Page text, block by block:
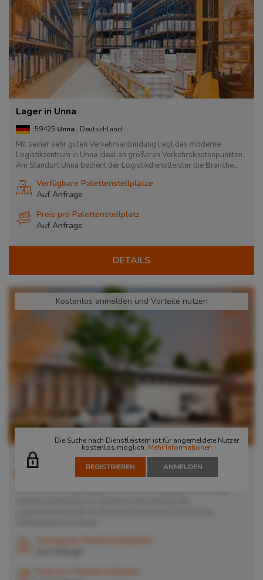
Lager in Unna
59425 Unna , Deutschland
Mit seiner sehr guten Verkehrsanbindung liegt das moderne
Logistikzentrum in Unna ideal an größeren Verkehrsknotenpunkten.
Am Standort Unna bedient der Logistikdienstleister die Branche...
Verfügbare Palettenstellplätze
Auf Anfrage
Preis pro Palettenstellplatz
Auf Anfrage
DETAILS
Kostenlos anmelden und Vorteile nutzen
Die Suche nach Dienstleistern ist für angemeldete Nutzer
kostenlos möglich. Mehr Informationen
REGISTRIEREN ANMELDEN
Lager in Unna
Unna, Deutschland